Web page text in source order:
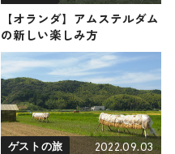
【オランダ】アムステルダム
の新しい楽しみ方
ゲストの旅 2022.09.03